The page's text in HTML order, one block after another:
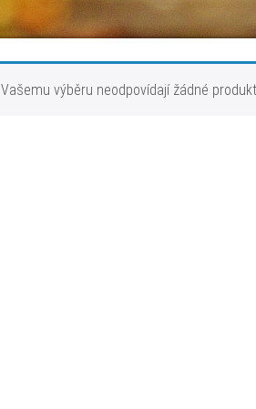
Vašemu výběru neodpovídají žádné